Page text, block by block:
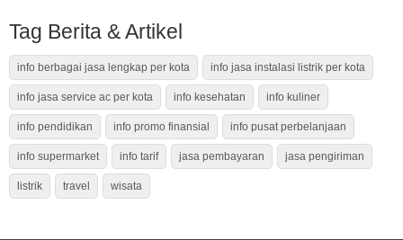
Tag Berita & Artikel
info berbagai jasa lengkap per kota info jasa instalasi listrik per kota
info jasa service ac per kota info kesehatan info kuliner
info pendidikan info promo finansial info pusat perbelanjaan
info supermarket info tarif jasa pembayaran jasa pengiriman
listrik travel wisata